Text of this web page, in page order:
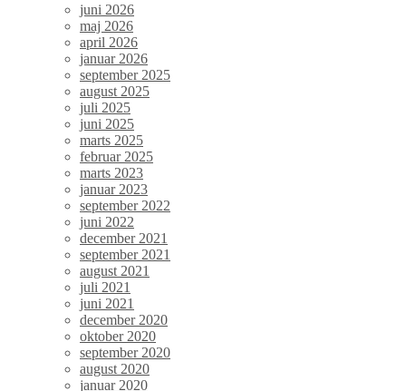
juni 2026
maj 2026
april 2026
januar 2026
september 2025
august 2025
juli 2025
juni 2025
marts 2025
februar 2025
marts 2023
januar 2023
september 2022
juni 2022
december 2021
september 2021
august 2021
juli 2021
juni 2021
december 2020
oktober 2020
september 2020
august 2020
januar 2020